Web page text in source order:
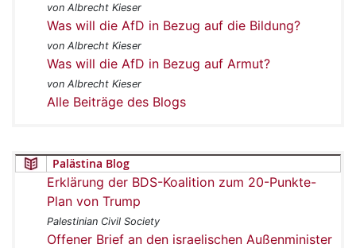
von Albrecht Kieser
Was will die AfD in Bezug auf die Bildung?
von Albrecht Kieser
Was will die AfD in Bezug auf Armut?
von Albrecht Kieser
Alle Beiträge des Blogs
Palästina Blog
Erklärung der BDS-Koalition zum 20-Punkte-
Plan von Trump
Palestinian Civil Society
Offener Brief an den israelischen Außenminister